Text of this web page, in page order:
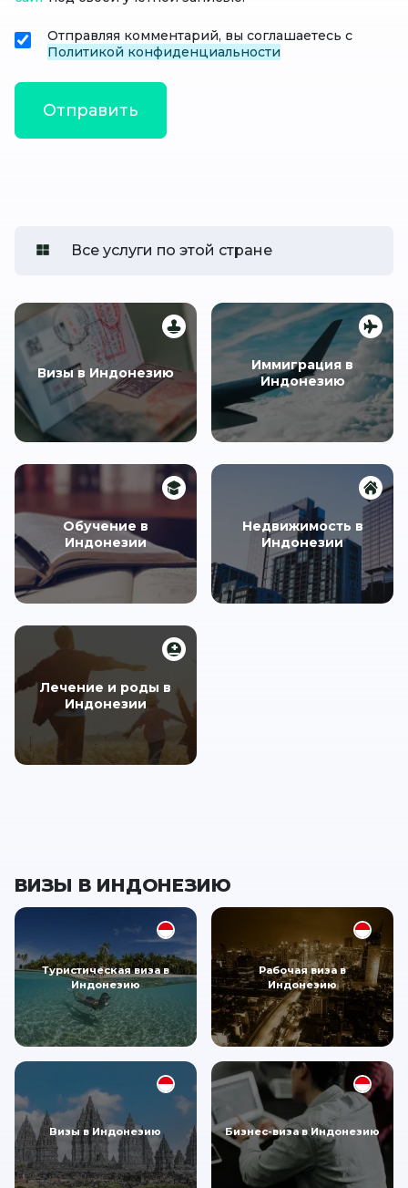
Отправляя комментарий, вы соглашаетесь с
Политикой конфиденциальности
Все услуги по этой стране
Визы в Индонезию
Иммиграция в
Индонезию
Обучение в
Индонезии
Недвижимость в
Индонезии
Лечение и роды в
Индонезии
ВИЗЫ В ИНДОНЕЗИЮ
Туристическая виза в
Индонезию
Рабочая виза в
Индонезию
Визы в Индонезию Бизнес-виза в Индонезию